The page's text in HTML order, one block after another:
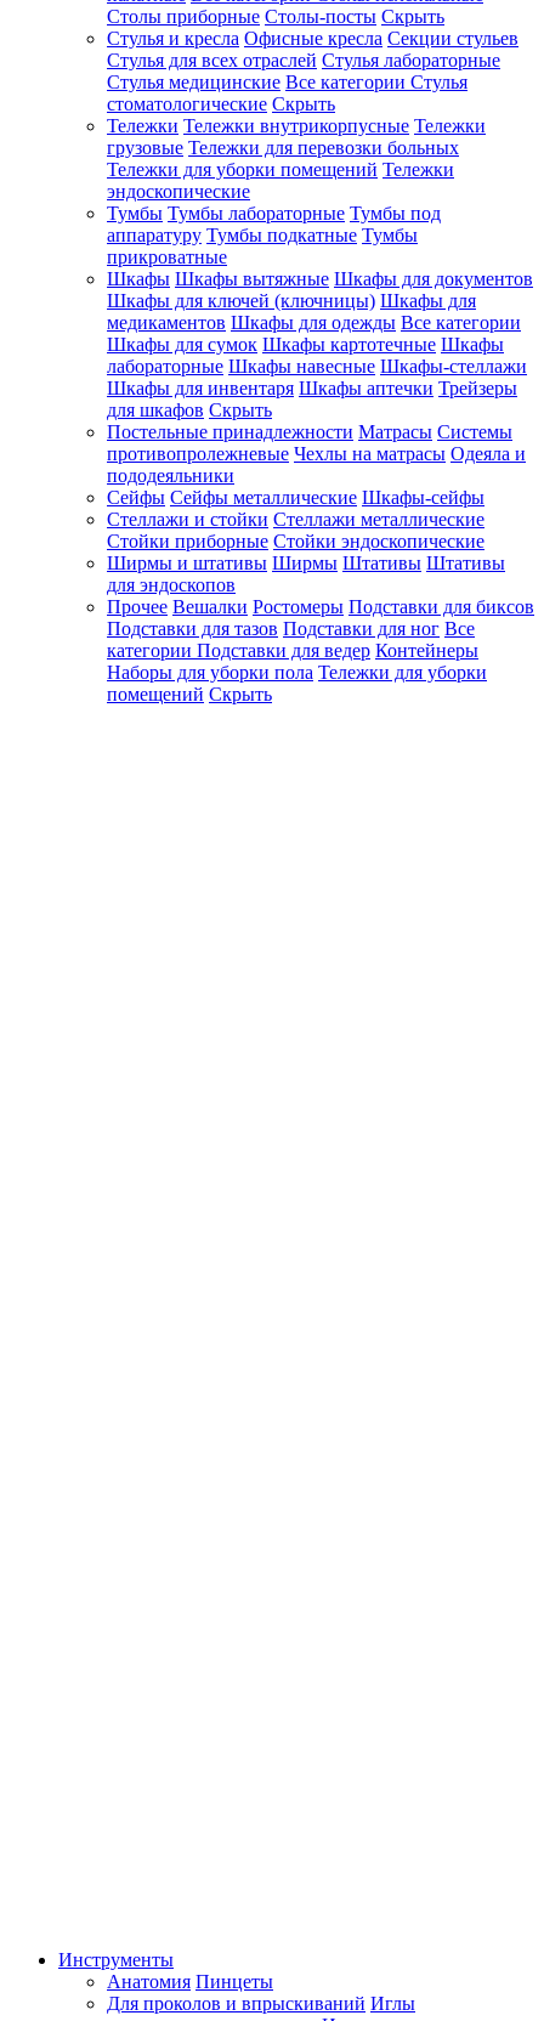
Столы приборные Столы-посты Скрыть
Стулья и кресла Офисные кресла Секции стульев
Стулья для всех отраслей Стулья лабораторные
Стулья медицинские Все категории Стулья
стоматологические Скрыть
Тележки Тележки внутрикорпусные Тележки
грузовые Тележки для перевозки больных
Тележки для уборки помещений Тележки
эндоскопические
Тумбы Тумбы лабораторные Тумбы под
аппаратуру Тумбы подкатные Тумбы
прикроватные
Шкафы Шкафы вытяжные Шкафы для документов
Шкафы для ключей (ключницы) Шкафы для
медикаментов Шкафы для одежды Все категории
Шкафы для сумок Шкафы картотечные Шкафы
лабораторные Шкафы навесные Шкафы-стеллажи
Шкафы для инвентаря Шкафы аптечки Трейзеры
для шкафов Скрыть
Постельные принадлежности Матрасы Системы
противопролежневые Чехлы на матрасы Одеяла и
пододеяльники
Сейфы Сейфы металлические Шкафы-сейфы
Стеллажи и стойки Стеллажи металлические
Стойки приборные Стойки эндоскопические
Ширмы и штативы Ширмы Штативы Штативы
для эндоскопов
Прочее Вешалки Ростомеры Подставки для биксов
Подставки для тазов Подставки для ног Все
категории Подставки для ведер Контейнеры
Наборы для уборки пола Тележки для уборки
помещений Скрыть
Инструменты
Анатомия Пинцеты
Для проколов и впрыскиваний Иглы